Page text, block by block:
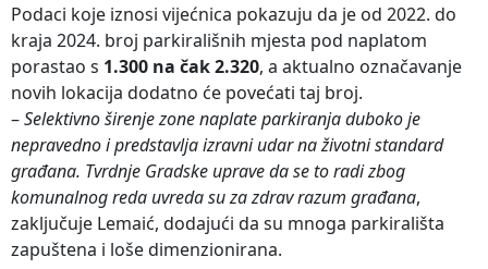
Podaci koje iznosi vijećnica pokazuju da je od 2022. do
kraja 2024. broj parkirališnih mjesta pod naplatom
porastao s 1.300 na čak 2.320, a aktualno označavanje
novih lokacija dodatno će povećati taj broj.
–Selektivno širenje zone naplate parkiranja duboko je
nepravedno i predstavlja izravni udar na životni standard
građana. Tvrdnje Gradske uprave da se to radi zbog
komunalnog reda uvreda su za zdrav razum građana,
zaključuje Lemaić, dodajući da su mnoga parkirališta
zapuštena i loše dimenzionirana.